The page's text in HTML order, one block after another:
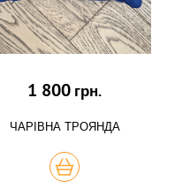
1 800 грн.
ЧАРІВНА ТРОЯНДА
КУПИТЬ